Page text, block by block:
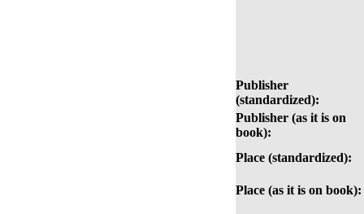
Publisher
(standardized):
Publisher (as it is on
book):
Place (standardized):
Place (as it is on book):